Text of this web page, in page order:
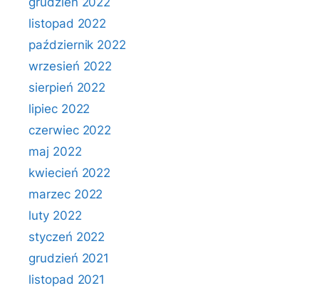
listopad 2022
październik 2022
wrzesień 2022
sierpień 2022
lipiec 2022
czerwiec 2022
maj 2022
kwiecień 2022
marzec 2022
luty 2022
styczeń 2022
grudzień 2021
listopad 2021